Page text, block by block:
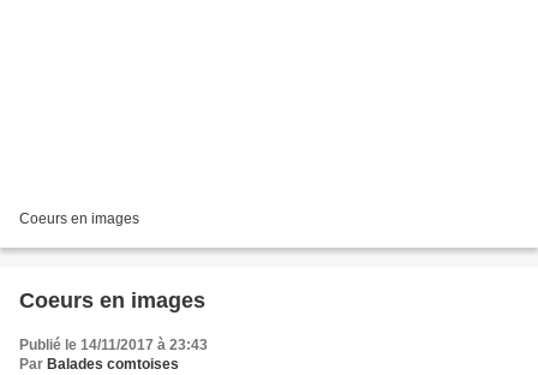
Coeurs en images
Coeurs en images
Publié le 14/11/2017 à 23:43
Par Balades comtoises